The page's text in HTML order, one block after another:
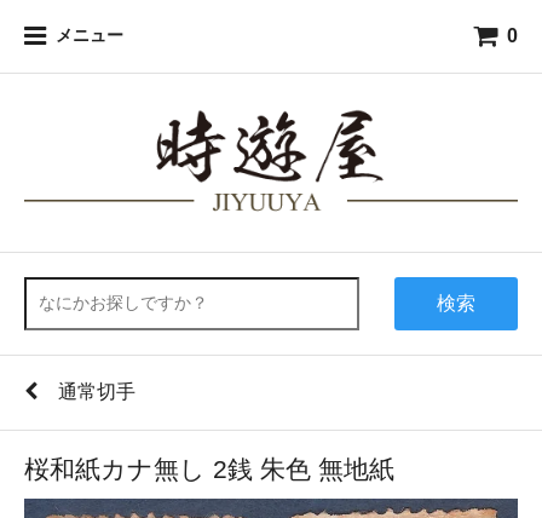
メニュー 0
検索
通常切手
桜和紙カナ無し 2銭 朱色 無地紙